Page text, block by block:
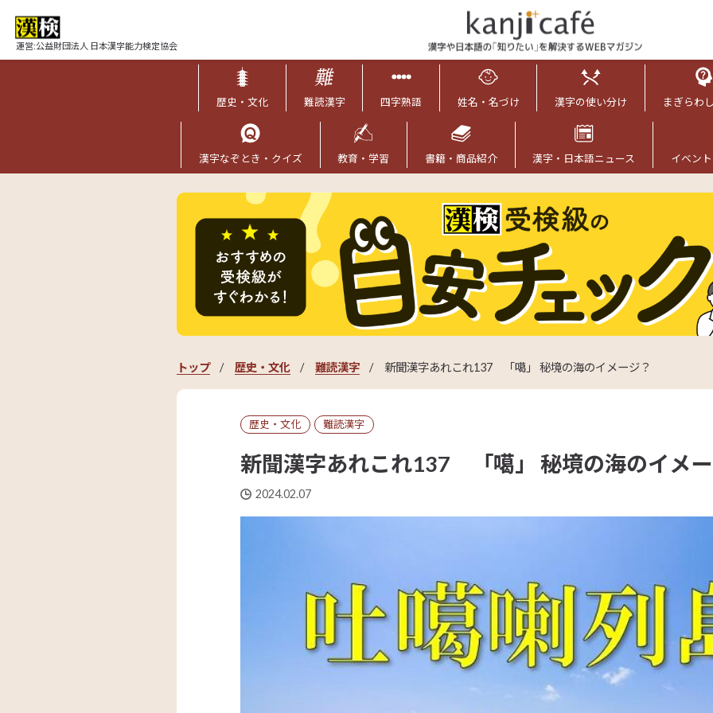
運営:公益財団法人 日本漢字能力検定協会
歴史・文化 難読漢字 四字熟語 姓名・名づけ 漢字の使い分け まぎらわ
漢字なぞとき・クイズ 教育・学習 書籍・商品紹介 漢字・日本語ニュース イベン
トップ 歴史・文化 難読漢字 新聞漢字あれこれ137 「噶」 秘境の海のイメージ？
歴史・文化 難読漢字
新聞漢字あれこれ137 「噶」 秘境の海のイメ
2024.02.07